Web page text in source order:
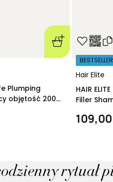
Plumping
objętość 200
Hair Elite
BESTSELLER
HAIR
Filler
109,00
rytuał